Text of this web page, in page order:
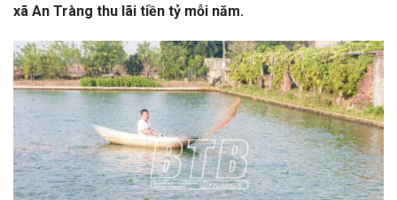
xã An Tràng thu lãi tiền tỷ mỗi năm.